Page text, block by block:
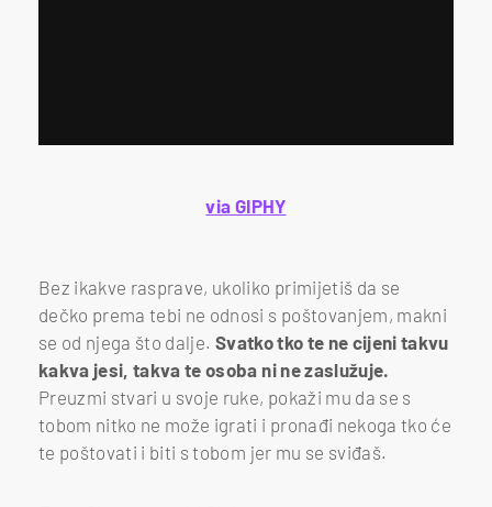
via GIPHY
Bez ikakve rasprave, ukoliko primijetiš da se
dečko prema tebi ne odnosi s poštovanjem, makni
se od njega što dalje. Svatko tko te ne cijeni takvu
kakva jesi, takva te osoba ni ne zaslužuje.
Preuzmi stvari u svoje ruke, pokaži mu da se s
tobom nitko ne može igrati i pronađi nekoga tko će
te poštovati i biti s tobom jer mu se sviđaš.